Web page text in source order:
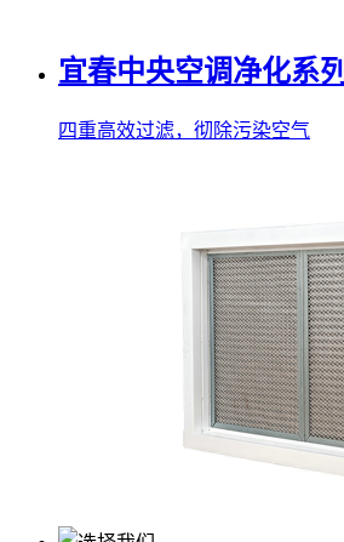
宜春中央空调净化系列
四重高效过滤，彻除污染空气